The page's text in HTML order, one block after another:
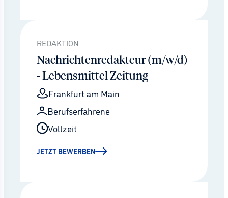
REDAKTION
Nachrichtenredakteur (m/w/d)
- Lebensmittel Zeitung
Frankfurt am Main
Berufserfahrene
Vollzeit
JETZT BEWERBEN